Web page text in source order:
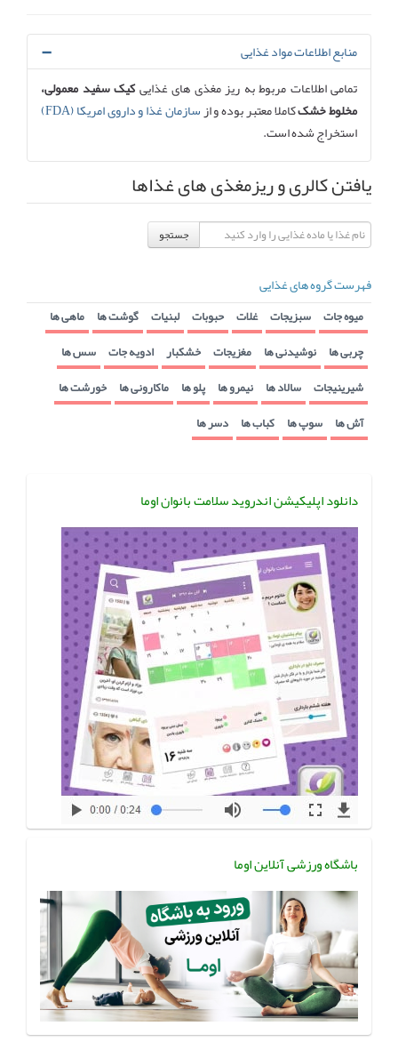
منابع اطلاعات مواد غذایی
تمامی اطلاعات مربوط به ریز مغذی های غذاییکیک سفید معمولی،
مخلوط خشککاملا معتبر بوده و ازسازمان غذا و داروی امریکا (FDA)
استخراج شده است.
یافتن کالری و ریزمغذی های غذاها
جستجو
فهرست گروه های غذایی
میوه جات سبزیجات غلات حبوبات لبنیات گوشت ها ماهی ها
چربی ها نوشیدنی ها مغزیجات خشکبار ادویه جات سس ها
شیرینیجات سالاد ها نیمرو ها پلو ها ماکارونی ها خورشت ها
آش ها سوپ ها کباب ها دسر ها
دانلود اپلیکیشن اندروید سلامت بانوان اوما
باشگاه ورزشی آنلاین اوما